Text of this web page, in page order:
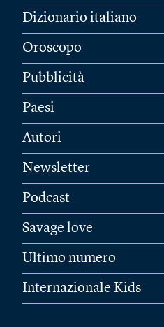
Dizionario italiano
Oroscopo
Pubblicità
Paesi
Autori
Newsletter
Podcast
Savage love
Ultimo numero
Internazionale Kids